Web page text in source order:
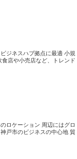
ジネスハブ拠点に最適 小規
店や小売店など、トレンド
ロケーション 周辺にはグロ
戸市のビジネスの中心地 貿